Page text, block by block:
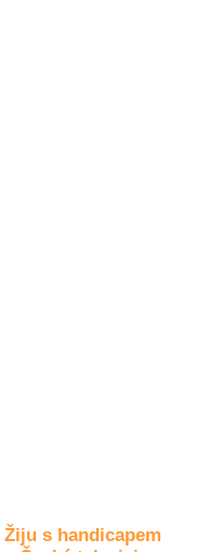
Žiju s handicapem